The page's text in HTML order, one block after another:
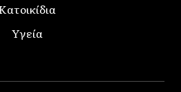
Υγεία